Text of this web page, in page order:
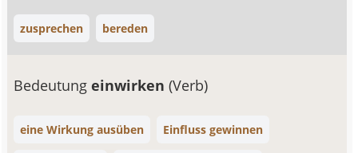
zusprechen bereden
Bedeutungeinwirken(Verb)
eine Wirkung ausüben Einfluss gewinnen